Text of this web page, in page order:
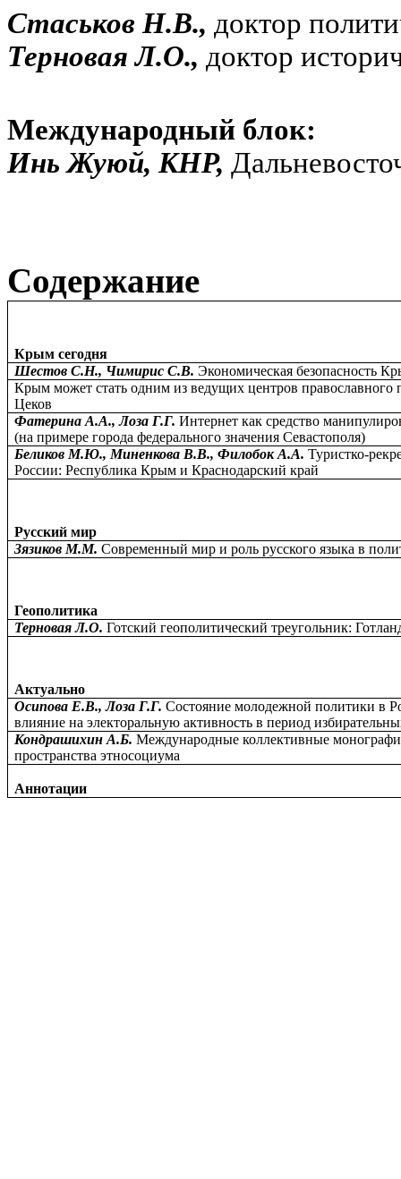
Стаськов Н.В., доктор
Терновая Л.О., доктор
Международный блок:
Инь Жуюй, КНР,
Содержание
Крым сегодня
Шестов С.Н., Чимирис С.В.Экономическая безопасность
Крым может стать одним из ведущих центров православного
Цеков
Фатерина А.А., Лоза Г.Г.Интернет как средство
(на примере города федерального значения Севастополя)
Беликов М.Ю., Миненкова В.В., Филобок А.А.Туристко-
России: Республика Крым и Краснодарский край
Русский мир
Зязиков М.М.Современный мир и роль русского языка в
Геополитика
Терновая Л.О.Готский геополитический треугольник:
Актуально
Осипова Е.В., Лоза Г.Г.Состояние молодежной политики в
влияние на электоральную активность в период
Кондрашихин А.Б.Международные коллективные
пространства этносоциума
Аннотации